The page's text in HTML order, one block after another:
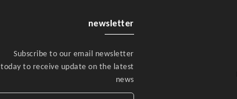
newsletter
Subscribe to our email newsletter
today to receive update on the latest
news